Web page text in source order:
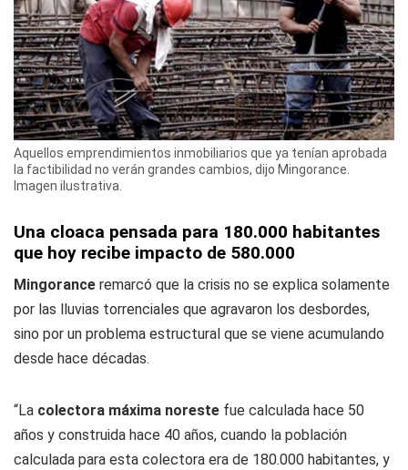
Aquellos emprendimientos inmobiliarios que ya tenían aprobada
la factibilidad no verán grandes cambios, dijo Mingorance.
Imagen ilustrativa.
Una cloaca pensada para 180.000 habitantes
que hoy recibe impacto de 580.000
Mingorance remarcó que la crisis no se explica solamente
por las lluvias torrenciales que agravaron los desbordes,
sino por un problema estructural que se viene acumulando
desde hace décadas.
“La colectora máxima noreste fue calculada hace 50
años y construida hace 40 años, cuando la población
calculada para esta colectora era de 180.000 habitantes, y